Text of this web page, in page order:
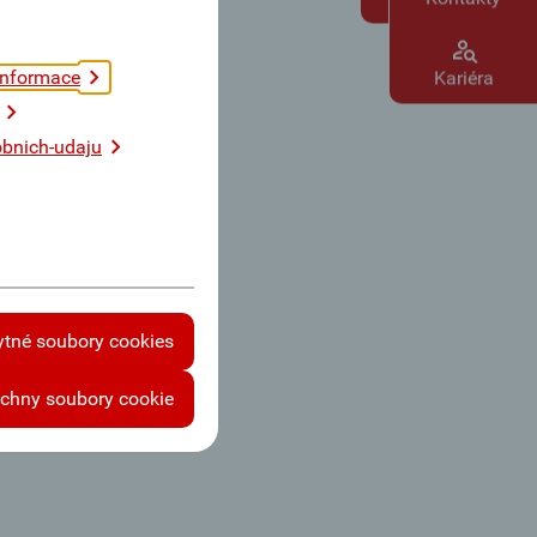
Kariéra
udaju
soubory cookies
soubory cookie